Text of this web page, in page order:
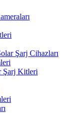
Şarj Cihazları
Şarj Kitleri